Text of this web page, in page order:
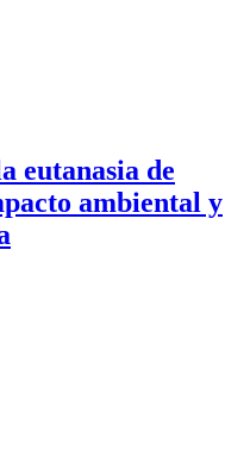
eutanasia de
ambiental y